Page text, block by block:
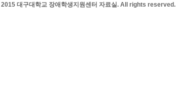
대구대학교 장애학생지원센터 자료실. All rights reserved.